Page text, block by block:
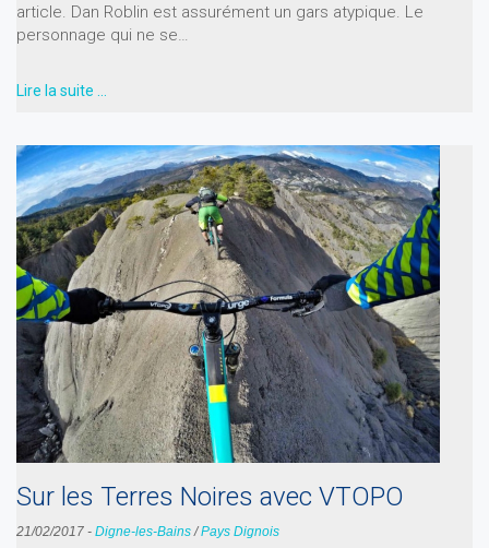
article. Dan Roblin est assurément un gars atypique. Le
personnage qui ne se…
Lire la suite …
Sur les Terres Noires avec VTOPO
21/02/2017 - Digne-les-Bains/Pays Dignois